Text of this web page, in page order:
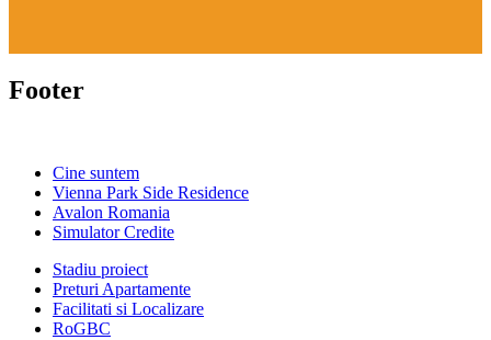
Footer
Cine suntem
Vienna Park Side Residence
Avalon Romania
Simulator Credite
Stadiu proiect
Preturi Apartamente
Facilitati si Localizare
RoGBC